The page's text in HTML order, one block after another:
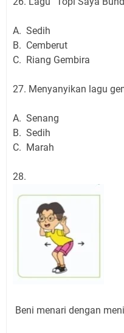
A. Sedih
B. Cemberut
C. Riang Gembira
27. Menyanyikan lagu
A. Senang
B. Sedih
C. Marah
28.
Beni menari dengan